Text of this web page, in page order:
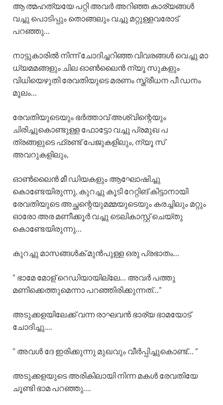
ആ ത്മഹത്യയേ പറ്റി അവർ അറിഞ്ഞ കാര്യങ്ങൾ
വച്ചു പൊടിപ്പും തൊങ്ങലും വച്ചു മറ്റുള്ളവരോട്
പറഞ്ഞു…
നാട്ടുകാരിൽ നിന്ന് ചോദിച്ചറിഞ്ഞ വിവരങ്ങൾ വെച്ചു മാ
ധ്യമമങ്ങളും ചില ഓൺലൈൻ ന്യൂ സുകളും
വിധിയെഴുതി രേവതിയുടെ മരണം സ്ത്രീധന പീ ഡനം
മൂലം…
രേവതിയുടെയും ഭർത്താവ് അശ്വിന്റെയും
ചിരിച്ചുകൊണ്ടുള്ള ഫോട്ടോ വച്ചു പ്രമുഖ പ
ത്രങ്ങളുടെ ഫ്രണ്ട് പേജുകളിലും, ന്യൂ സ്‌
അവറുകളിലും,
ഓൺലൈൻ മീ ഡിയകളും ആഘോഷിച്ചു
കൊണ്ടേയിരുന്നു, കുറച്ചു കൂടി റേറ്റിങ് കിട്ടാനായി
രേവതിയുടെ അച്ഛന്റെയുമമ്മയുടെയും കരച്ചിലും മറ്റും
ഓരോ അര മണീക്കൂർ വച്ചു ടെലികാസ്റ്റ് ചെയ്തു
കൊണ്ടേയിരുന്നു…
കുറച്ചു മാസങ്ങൾക് മുൻപുള്ള ഒരു പ്രഭാതം…
” ഭാമേ മോള് റെഡിയായില്ലേ… അവർ പത്തു
മണിക്കെത്തുമെന്നാ പറഞ്ഞിരിക്കുന്നത്…”
അടുക്കളയിലേക്ക് വന്ന രാഘവൻ ഭാര്യ ഭാമയോട്
ചോദിച്ചു….
” അവൾ ദേ ഇരിക്കുന്നു മുഖവും വീർപ്പിച്ചുകൊണ്ട്… ”
അടുക്കളയുടെ അരികിലായി നിന്ന മകൾ രേവതിയേ
ചൂണ്ടി ഭാമ പറഞ്ഞു….